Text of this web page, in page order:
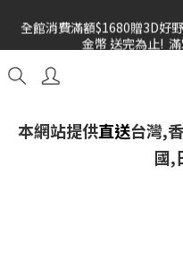
雙倍奉還 歡慶父親
全館消費滿額$1680贈3D好
金幣 送完為止!
雙倍奉還 歡慶父
本網站提供直送台灣,
國,